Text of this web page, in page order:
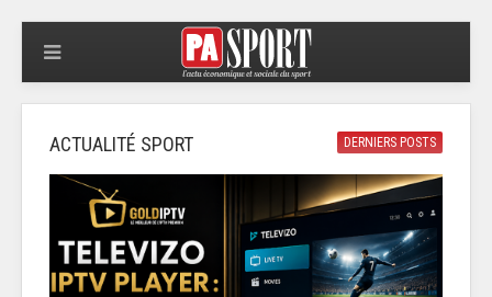
DERNIERS POSTS
ACTUALITÉ SPORT